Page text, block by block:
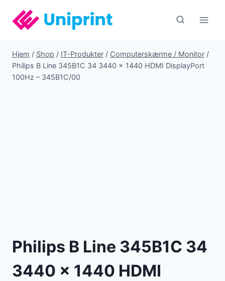
indhold
Hjem / Shop / IT-Produkter / Computerskærme / Monitor /
Philips B Line 345B1C 34 3440 x 1440 HDMI DisplayPort
100Hz – 345B1C/00
Philips B Line 345B1C 34
3440 x 1440 HDMI